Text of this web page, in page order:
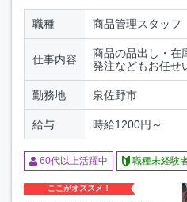
職種 商品管理スタッフ
仕事内容
商品の品出し・在
発注などもお任せ
勤務地 泉佐野市
給与 時給1200円～
60代以上活躍中 職種未経験
ここがオススメ！